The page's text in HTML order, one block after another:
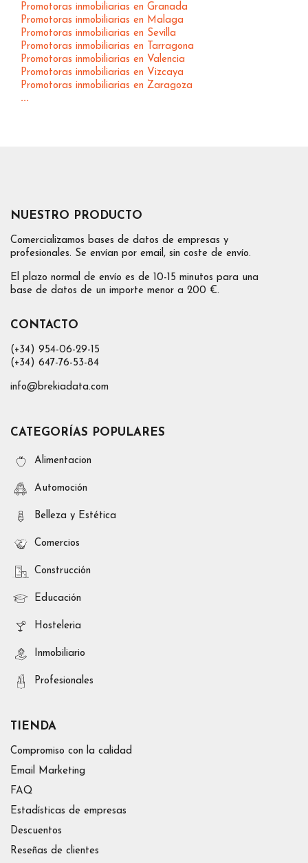
Promotoras inmobiliarias en Granada
Promotoras inmobiliarias en Malaga
Promotoras inmobiliarias en Sevilla
Promotoras inmobiliarias en Tarragona
Promotoras inmobiliarias en Valencia
Promotoras inmobiliarias en Vizcaya
Promotoras inmobiliarias en Zaragoza
...
NUESTRO PRODUCTO
Comercializamos bases de datos de empresas y
profesionales. Se envían por email, sin coste de envío.
El plazo normal de envío es de 10-15 minutos para una
base de datos de un importe menor a 200 €.
CONTACTO
(+34) 954-06-29-15
(+34) 647-76-53-84
info@brekiadata.com
CATEGORÍAS POPULARES
Alimentacion
Automoción
Belleza y Estética
Comercios
Construcción
Educación
Hosteleria
Inmobiliario
Profesionales
TIENDA
Compromiso con la calidad
Email Marketing
FAQ
Estadísticas de empresas
Descuentos
Reseñas de clientes